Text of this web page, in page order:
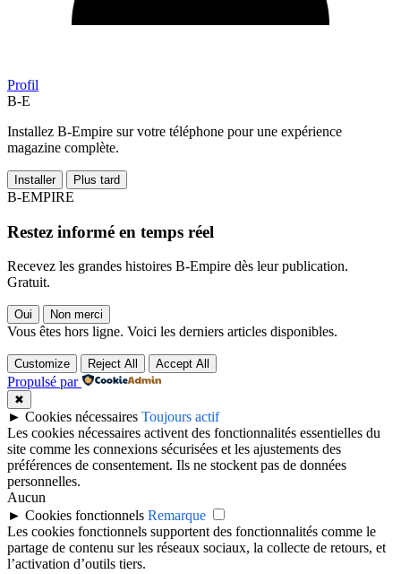
Profil
B-E
Installez B-Empire sur votre téléphone pour une expérience
magazine complète.
Installer Plus tard
B-EMPIRE
Restez informé en temps réel
Recevez les grandes histoires B-Empire dès leur publication.
Gratuit.
Oui Non merci
Vous êtes hors ligne. Voici les derniers articles disponibles.
Customize Reject All Accept All
Propulsé par
✖
► Cookies nécessaires Toujours actif
Les cookies nécessaires activent des fonctionnalités essentielles du
site comme les connexions sécurisées et les ajustements des
préférences de consentement. Ils ne stockent pas de données
personnelles.
Aucun
► Cookies fonctionnels Remarque
Les cookies fonctionnels supportent des fonctionnalités comme le
partage de contenu sur les réseaux sociaux, la collecte de retours, et
l’activation d’outils tiers.